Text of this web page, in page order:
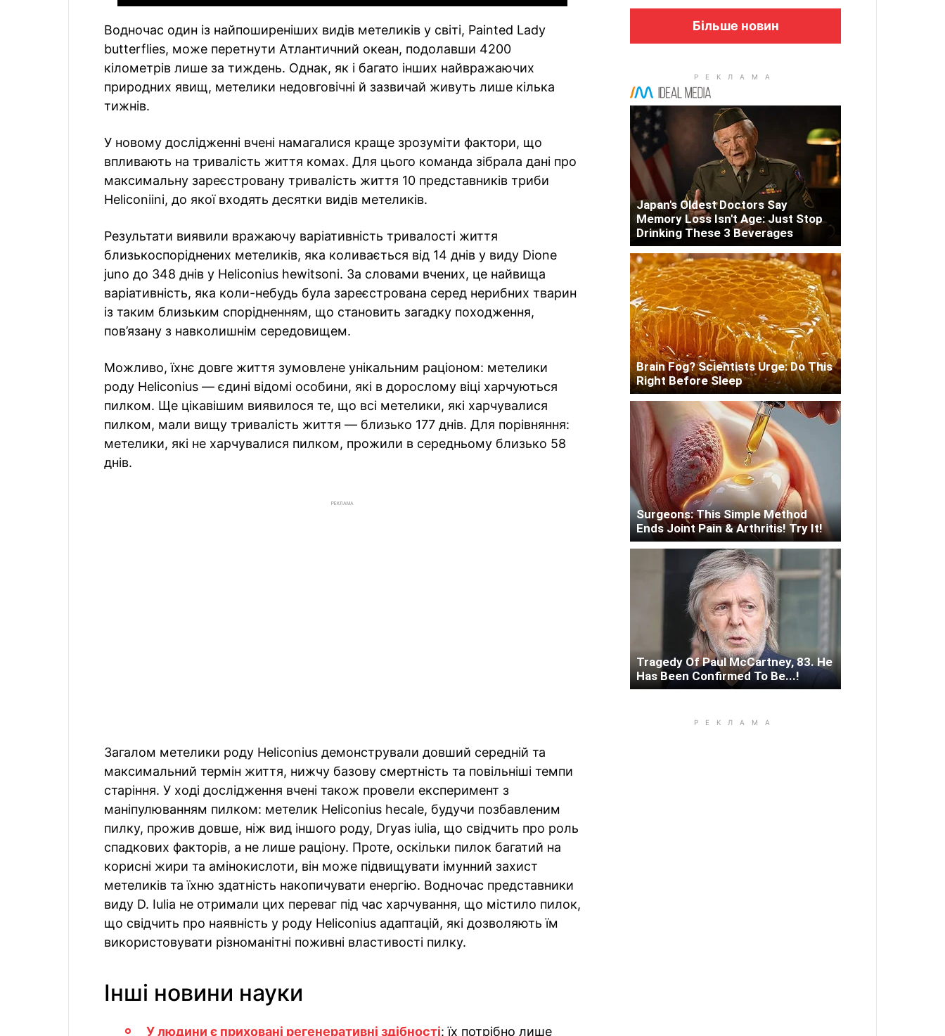
Водночас один із найпоширеніших видів метеликів у світі, Painted Lady
butterflies, може перетнути Атлантичний океан, подолавши 4200
кілометрів лише за тиждень. Однак, як і багато інших найвражаючих
природних явищ, метелики недовговічні й зазвичай живуть лише кілька
тижнів.
У новому дослідженні вчені намагалися краще зрозуміти фактори, що
впливають на тривалість життя комах. Для цього команда зібрала дані про
максимальну зареєстровану тривалість життя 10 представників триби
Heliconiini, до якої входять десятки видів метеликів.
Результати виявили вражаючу варіативність тривалості життя
близькоспоріднених метеликів, яка коливається від 14 днів у виду Dione
juno до 348 днів у Heliconius hewitsoni. За словами вчених, це найвища
варіативність, яка коли-небудь була зареєстрована серед нерибних тварин
із таким близьким спорідненням, що становить загадку походження,
пов’язану з навколишнім середовищем.
Можливо, їхнє довге життя зумовлене унікальним раціоном: метелики
роду Heliconius — єдині відомі особини, які в дорослому віці харчуються
пилком. Ще цікавішим виявилося те, що всі метелики, які харчувалися
пилком, мали вищу тривалість життя — близько 177 днів. Для порівняння:
метелики, які не харчувалися пилком, прожили в середньому близько 58
днів.
РЕКЛАМА
Загалом метелики роду Heliconius демонстрували довший середній та
максимальний термін життя, нижчу базову смертність та повільніші темпи
старіння. У ході дослідження вчені також провели експеримент з
маніпулюванням пилком: метелик Heliconius hecale, будучи позбавленим
пилку, прожив довше, ніж вид іншого роду, Dryas iulia, що свідчить про роль
спадкових факторів, а не лише раціону. Проте, оскільки пилок багатий на
корисні жири та амінокислоти, він може підвищувати імунний захист
метеликів та їхню здатність накопичувати енергію. Водночас представники
виду D. Iulia не отримали цих переваг під час харчування, що містило пилок,
що свідчить про наявність у роду Heliconius адаптацій, які дозволяють їм
використовувати різноманітні поживні властивості пилку.
Інші новини науки
У людини є приховані регенеративні здібності: їх потрібно лише
Більше новин
Japan's Oldest Doctors Say
Memory Loss Isn't Age: Just Stop
Drinking These 3 Beverages
Brain Fog? Scientists Urge: Do This
Right Before Sleep
Surgeons: This Simple Method
Ends Joint Pain & Arthritis! Try It!
Tragedy Of Paul McCartney, 83. He
Has Been Confirmed To Be...!